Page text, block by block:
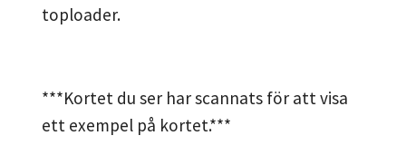
toploader.
***Kortet du ser har scannats för att visa
ett exempel på kortet.***